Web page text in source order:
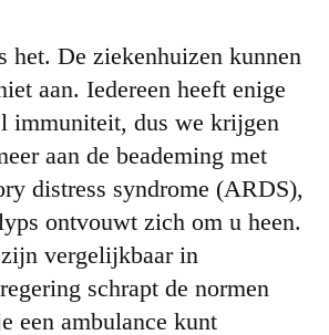
het. De ziekenhuizen kunnen
aan. Iedereen heeft enige
immuniteit, dus we krijgen
aan de beademing met
distress syndrome (ARDS),
ontvouwt zich om u heen.
vergelijkbaar in
schrapt de normen
een ambulance kunt